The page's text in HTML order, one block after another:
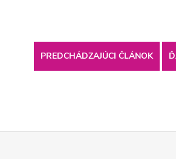
PREDCHÁDZAJÚCI ČLÁNOK